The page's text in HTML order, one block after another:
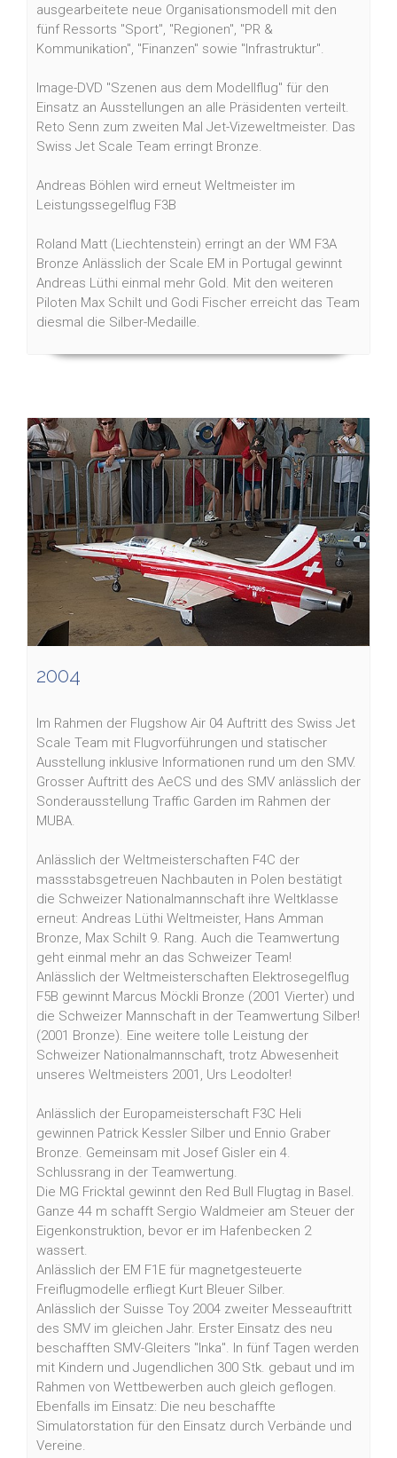
ausgearbeitete neue Organisationsmodell mit den
fünf Ressorts "Sport", "Regionen", "PR &
Kommunikation", "Finanzen" sowie "Infrastruktur".
Image-DVD "Szenen aus dem Modellflug" für den
Einsatz an Ausstellungen an alle Präsidenten verteilt.
Reto Senn zum zweiten Mal Jet-Vizeweltmeister. Das
Swiss Jet Scale Team erringt Bronze.
Andreas Böhlen wird erneut Weltmeister im
Leistungssegelflug F3B
Roland Matt (Liechtenstein) erringt an der WM F3A
Bronze Anlässlich der Scale EM in Portugal gewinnt
Andreas Lüthi einmal mehr Gold. Mit den weiteren
Piloten Max Schilt und Godi Fischer erreicht das Team
diesmal die Silber-Medaille.
2004
Im Rahmen der Flugshow Air 04 Auftritt des Swiss Jet
Scale Team mit Flugvorführungen und statischer
Ausstellung inklusive Informationen rund um den SMV.
Grosser Auftritt des AeCS und des SMV anlässlich der
Sonderausstellung Traffic Garden im Rahmen der
MUBA.
Anlässlich der Weltmeisterschaften F4C der
massstabsgetreuen Nachbauten in Polen bestätigt
die Schweizer Nationalmannschaft ihre Weltklasse
erneut: Andreas Lüthi Weltmeister, Hans Amman
Bronze, Max Schilt 9. Rang. Auch die Teamwertung
geht einmal mehr an das Schweizer Team!
Anlässlich der Weltmeisterschaften Elektrosegelflug
F5B gewinnt Marcus Möckli Bronze (2001 Vierter) und
die Schweizer Mannschaft in der Teamwertung Silber!
(2001 Bronze). Eine weitere tolle Leistung der
Schweizer Nationalmannschaft, trotz Abwesenheit
unseres Weltmeisters 2001, Urs Leodolter!
Anlässlich der Europameisterschaft F3C Heli
gewinnen Patrick Kessler Silber und Ennio Graber
Bronze. Gemeinsam mit Josef Gisler ein 4.
Schlussrang in der Teamwertung.
Die MG Fricktal gewinnt den Red Bull Flugtag in Basel.
Ganze 44 m schafft Sergio Waldmeier am Steuer der
Eigenkonstruktion, bevor er im Hafenbecken 2
wassert.
Anlässlich der EM F1E für magnetgesteuerte
Freiflugmodelle erfliegt Kurt Bleuer Silber.
Anlässlich der Suisse Toy 2004 zweiter Messeauftritt
des SMV im gleichen Jahr. Erster Einsatz des neu
beschafften SMV-Gleiters "Inka". In fünf Tagen werden
mit Kindern und Jugendlichen 300 Stk. gebaut und im
Rahmen von Wettbewerben auch gleich geflogen.
Ebenfalls im Einsatz: Die neu beschaffte
Simulatorstation für den Einsatz durch Verbände und
Vereine.